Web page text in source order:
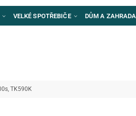
VELKÉ SPOTŘEBIČE DŮM A ZAHRADA
TK590K